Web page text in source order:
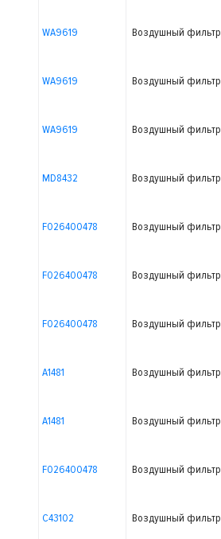
WA9619 Воздушный фильтр
WA9619 Воздушный фильтр
WA9619 Воздушный фильтр
MD8432 Воздушный фильтр
F026400478 Воздушный фильтр
F026400478 Воздушный фильтр
F026400478 Воздушный фильтр
A1481 Воздушный фильтр
A1481 Воздушный фильтр
F026400478 Воздушный фильтр
C43102 Воздушный фильтр